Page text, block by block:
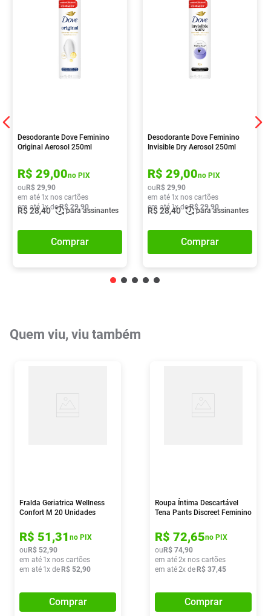
Desodorante Dove Feminino
Original Aerosol 250ml
R$ 29,00no PIX
ou R$ 29,90
em até 1x nos cartões
em até 1x deR$ 29,90
R$28,40 para assinantes
Comprar
Desodorante Dove Feminino
Invisible Dry Aerosol 250ml
R$ 29,00no PIX
ou R$ 29,90
em até 1x nos cartões
em até 1x deR$ 29,90
R$28,40 para assinantes
Comprar
Quem viu, viu também
Fralda Geriatrica Wellness
Confort M 20 Unidades
R$ 51,31 no PIX
ou R$ 52,90
em até 1x nos cartões
em até 1x de R$ 52,90
Comprar
Roupa Íntima Descartável
Tena Pants Discreet Feminino
R$ 72,65no PIX
ou R$ 74,90
em até2x nos cartões
em até2x de R$ 37,45
Comprar